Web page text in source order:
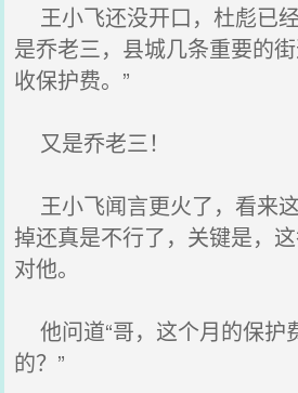
王小飞还没开口，杜彪已经
是乔老三，县城几条重要的
收保护费。”
又是乔老三！
王小飞闻言更火了，看来
掉还真是不行了，关键是，
对他。
他问道“哥，这个月的保护
的？”